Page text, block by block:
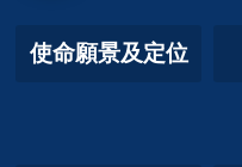
使命願景及定位